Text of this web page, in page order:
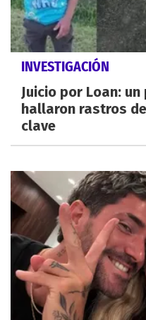
INVESTIGACIÓN
Juicio por Loan:
hallaron rastros
clave